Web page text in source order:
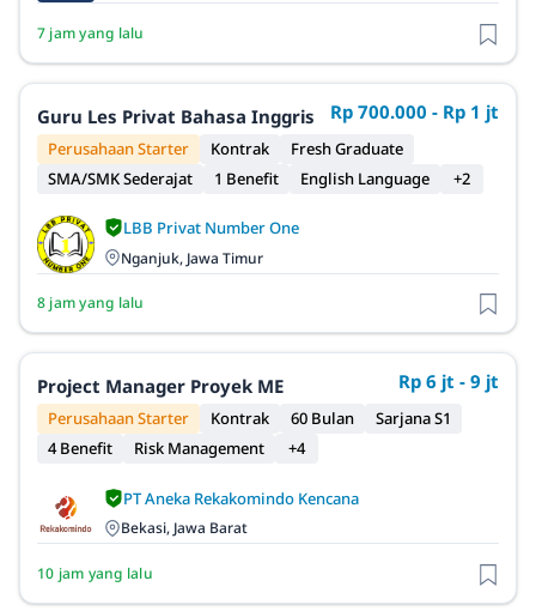
7 jam yang lalu
Guru Les Privat Bahasa Inggris Rp 700.000 - Rp 1 jt
Perusahaan Starter Kontrak
Fresh Graduate
SMA/SMK Sederajat
1 Benefit English Language +2
LBB Privat Number One
Nganjuk, Jawa Timur
8 jam yang lalu
Project Manager Proyek ME Rp 6 jt - 9 jt
Perusahaan Starter Kontrak 60 Bulan
Sarjana S1
4 Benefit
Risk Management +4
PT Aneka Rekakomindo Kencana
Bekasi, Jawa Barat
10 jam yang lalu